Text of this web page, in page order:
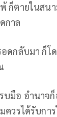
ก็ตายในสน
กาล
ดกลับมา ก็โ
มือ อำนาจก็
ควรได้รับกา